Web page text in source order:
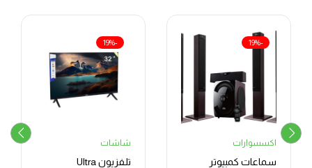
-19%
اكسسوارات
سماعات كمبيوتر
-19%
شاشات
تلفزيون Ultra